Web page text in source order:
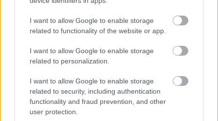
I want to allow Google to enable storage
related to functionality of the website or app.
I want to allow Google to enable storage
related to personalization.
I want to allow Google to enable storage
related to security, including authentication
functionality and fraud prevention, and other
user protection.
tehermentesíti a villamosenergia-rendszert a
STRABAG